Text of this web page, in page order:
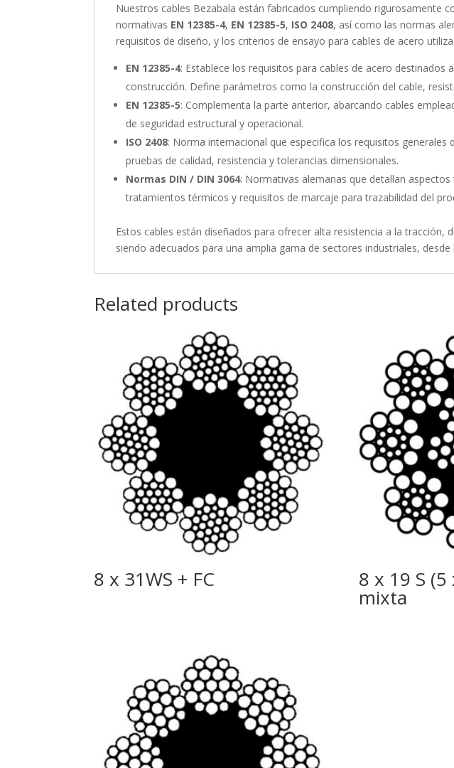
Nuestros cables Bezabala están fabricados cumpliendo rigurosamente
normativas EN 12385-4, EN 12385-5, ISO 2408, así como las normas
requisitos de diseño, y los criterios de ensayo para cables de acero
EN 12385-4: Establece los requisitos para cables de acero destinados
construcción. Define parámetros como la construcción del cable,
EN 12385-5: Complementa la parte anterior, abarcando cables
de seguridad estructural y operacional.
ISO 2408: Norma internacional que especifica los requisitos
pruebas de calidad, resistencia y tolerancias dimensionales.
Normas DIN / DIN 3064: Normativas alemanas que detallan
tratamientos térmicos y requisitos de marcaje para trazabilidad del
Estos cables están diseñados para ofrecer alta resistencia a la
siendo adecuados para una amplia gama de sectores industriales,
Related products
8 x 31WS + FC 8 x 19 S
mixta